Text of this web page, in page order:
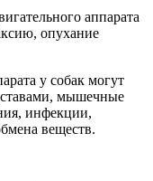
аппарата
опухание
у собак могут
мышечные
инфекции,
веществ.